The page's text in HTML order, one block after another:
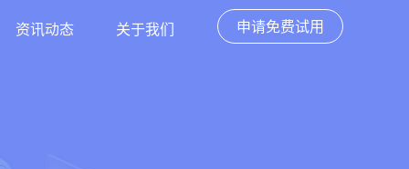
资讯动态 关于我们 申请免费试用